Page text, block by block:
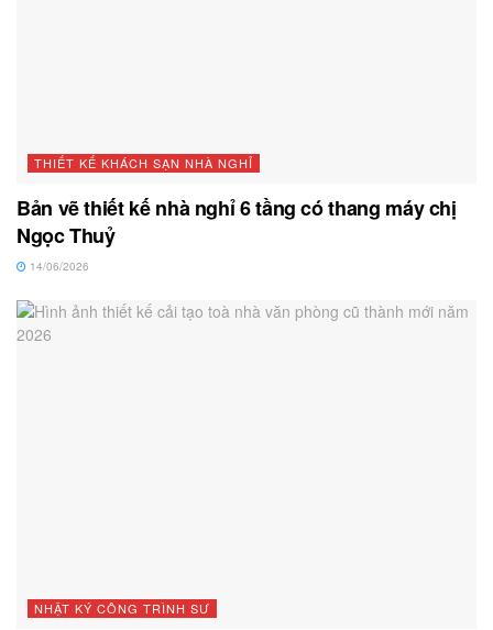
THIẾT KẾ KHÁCH SẠN NHÀ NGHỈ
Bản vẽ thiết kế nhà nghỉ 6 tầng có thang máy chị
Ngọc Thuỷ
14/06/2026
NHẬT KÝ CÔNG TRÌNH SƯ